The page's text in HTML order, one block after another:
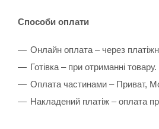
Способи оплати
Онлайн оплата – через
Готівка – при отриманні товару.
Оплата частинами – Приват,
Накладений платіж – оплата